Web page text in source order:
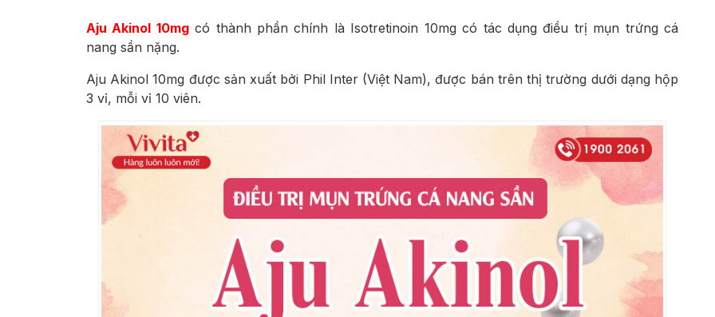
Aju Akinol 10mgcó thành phần chính là Isotretinoin 10mg có tác dụng điều trị mụn trứng cá
nang sần nặng.
Aju Akinol 10mg được sản xuất bởi Phil Inter (Việt Nam), được bán trên thị trường dưới dạng hộp
3 vỉ, mỗi vỉ 10 viên.